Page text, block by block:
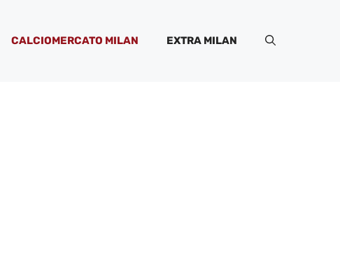
CALCIOMERCATO MILAN EXTRA MILAN